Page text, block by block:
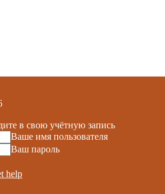
в свою учётную запись
Ваше имя пользователя
Ваш пароль
help